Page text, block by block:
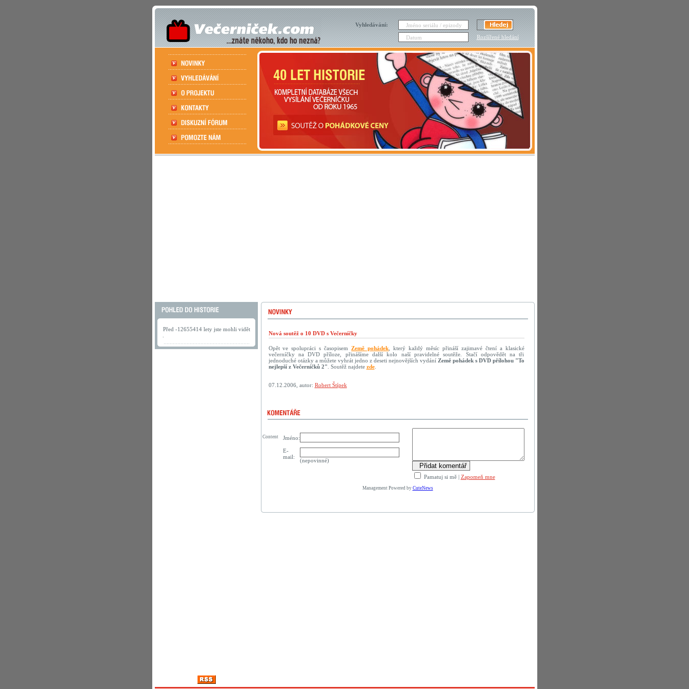
Vyhledávání:
Rozšířené hledání
Před -12655414 lety jste mohli vidět
Nová soutěž o 10 DVD s Večerníčky
Opět ve spolupráci s časopisemZemě pohádek , který každý měsíc přináší zajimavé čtení a klasické
večerníčky na DVD příloze, přinášíme další kolo naší pravidelné soutěže. Stačí odpovědět na tři
jednoduché otázky a můžete vyhrát jedno z deseti nejnovějších vydání Země pohádek s DVD přílohou "To
nejlepší z Večerníčků 2" . Soutěž najdete zde.
07.12.2006, autor: Robert Štípek
Jméno:
Pamatuj si mě| Zapomeň mne
E-
mail:
(nepovinné)
Content
Management Powered by CuteNews